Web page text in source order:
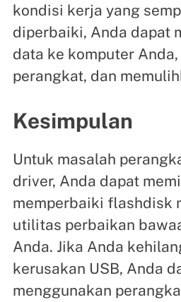
kondisi kerja yang
diperbaiki, Anda dapat
data ke komputer
perangkat, dan
Kesimpulan
Untuk masalah
driver, Anda dapat
memperbaiki flashdisk
utilitas perbaikan
Anda. Jika Anda
kerusakan USB, Anda
menggunakan